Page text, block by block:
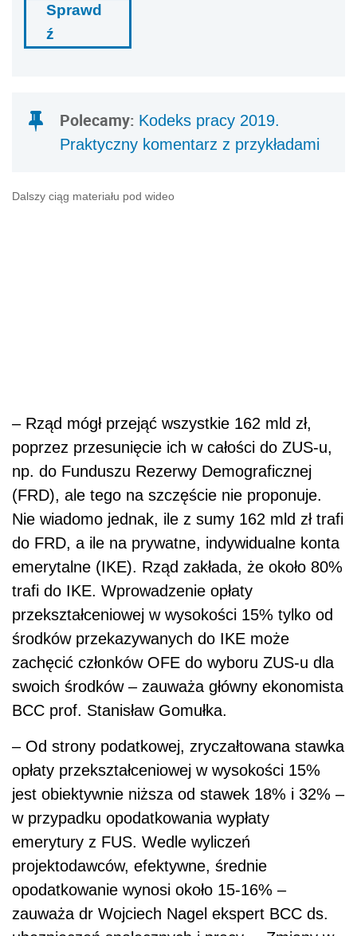
Sprawd
ź
Polecamy: Kodeks pracy 2019.
Praktyczny komentarz z przykładami
Dalszy ciąg materiału pod wideo
– Rząd mógł przejąć wszystkie 162 mld zł,
poprzez przesunięcie ich w całości do ZUS-u,
np. do Funduszu Rezerwy Demograficznej
(FRD), ale tego na szczęście nie proponuje.
Nie wiadomo jednak, ile z sumy 162 mld zł trafi
do FRD, a ile na prywatne, indywidualne konta
emerytalne (IKE). Rząd zakłada, że około 80%
trafi do IKE. Wprowadzenie opłaty
przekształceniowej w wysokości 15% tylko od
środków przekazywanych do IKE może
zachęcić członków OFE do wyboru ZUS-u dla
swoich środków – zauważa główny ekonomista
BCC prof. Stanisław Gomułka.
– Od strony podatkowej, zryczałtowana stawka
opłaty przekształceniowej w wysokości 15%
jest obiektywnie niższa od stawek 18% i 32% –
w przypadku opodatkowania wypłaty
emerytury z FUS. Wedle wyliczeń
projektodawców, efektywne, średnie
opodatkowanie wynosi około 15-16% –
zauważa dr Wojciech Nagel ekspert BCC ds.